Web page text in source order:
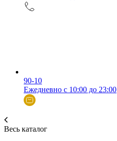
90-10
Ежедневно с 10:00 до 23:00
Весь каталог